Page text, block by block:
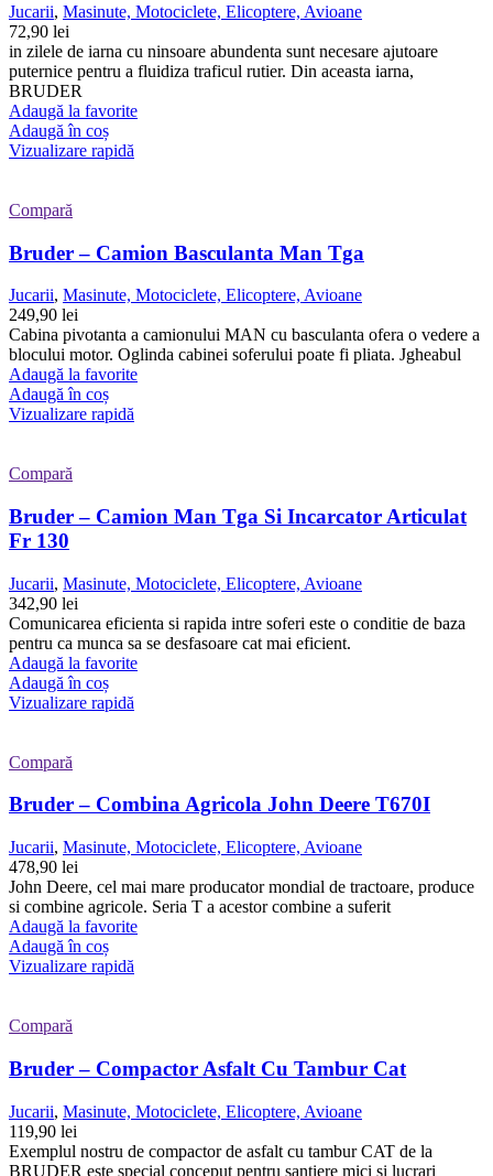
Jucarii, Masinute, Motociclete, Elicoptere, Avioane
72,90 lei
in zilele de iarna cu ninsoare abundenta sunt necesare ajutoare
puternice pentru a fluidiza traficul rutier. Din aceasta iarna,
BRUDER
Adaugă la favorite
Adaugă în coș
Vizualizare rapidă
Compară
Bruder – Camion Basculanta Man Tga
Jucarii, Masinute, Motociclete, Elicoptere, Avioane
249,90 lei
Cabina pivotanta a camionului MAN cu basculanta ofera o vedere a
blocului motor. Oglinda cabinei soferului poate fi pliata. Jgheabul
Adaugă la favorite
Adaugă în coș
Vizualizare rapidă
Compară
Bruder – Camion Man Tga Si Incarcator Articulat
Fr 130
Jucarii, Masinute, Motociclete, Elicoptere, Avioane
342,90 lei
Comunicarea eficienta si rapida intre soferi este o conditie de baza
pentru ca munca sa se desfasoare cat mai eficient.
Adaugă la favorite
Adaugă în coș
Vizualizare rapidă
Compară
Bruder – Combina Agricola John Deere T670I
Jucarii, Masinute, Motociclete, Elicoptere, Avioane
478,90 lei
John Deere, cel mai mare producator mondial de tractoare, produce
si combine agricole. Seria T a acestor combine a suferit
Adaugă la favorite
Adaugă în coș
Vizualizare rapidă
Compară
Bruder – Compactor Asfalt Cu Tambur Cat
Jucarii, Masinute, Motociclete, Elicoptere, Avioane
119,90 lei
Exemplul nostru de compactor de asfalt cu tambur CAT de la
BRUDER este special conceput pentru santiere mici si lucrari